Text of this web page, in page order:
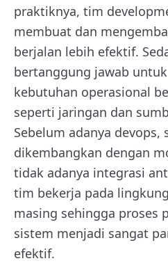
praktiknya, tim
membuat dan
berjalan lebih efektif.
bertanggung jawab
kebutuhan operasional
seperti jaringan dan
Sebelum adanya devops,
dikembangkan dengan
tidak adanya integrasi
tim bekerja pada
masing sehingga proses
sistem menjadi sangat
efektif.